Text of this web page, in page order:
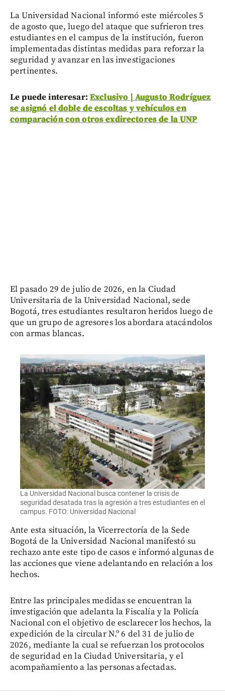
La Universidad Nacional informó este miércoles 5
de agosto que, luego del ataque que sufrieron tres
estudiantes en el campus de la institución, fueron
implementadas distintas medidas para reforzar la
seguridad y avanzar en las investigaciones
pertinentes.
Le puede interesar: Exclusivo | Augusto Rodríguez
se asignó el doble de escoltas y vehículos en
comparación con otros exdirectores de la UNP
El pasado 29 de julio de 2026, en la Ciudad
Universitaria de la Universidad Nacional, sede
Bogotá, tres estudiantes resultaron heridos luego de
que un grupo de agresores los abordara atacándolos
con armas blancas.
La Universidad Nacional busca contener la crisis de
seguridad desatada tras la agresión a tres estudiantes en el
campus. FOTO: Universidad Nacional
Ante esta situación, la Vicerrectoría de la Sede
Bogotá de la Universidad Nacional manifestó su
rechazo ante este tipo de casos e informó algunas de
las acciones que viene adelantando en relación a los
hechos.
Entre las principales medidas se encuentran la
investigación que adelanta la Fiscalía y la Policía
Nacional con el objetivo de esclarecer los hechos, la
expedición de la circular N.º 6 del 31 de julio de
2026, mediante la cual se refuerzan los protocolos
de seguridad en la Ciudad Universitaria, y el
acompañamiento a las personas afectadas.